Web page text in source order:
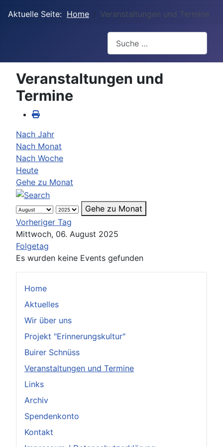
Aktuelle Seite: Home Veranstaltungen und Termine
Home
Aktuelles
Wir über uns
Projekt "Erinnerungskultur"
Buirer Schnüss
Veranstaltungen und Termine
Links
Archiv
Spendenkonto
Kontakt
Veranstaltungen und
Termine
Nach Jahr
Nach Monat
Nach Woche
Heute
Gehe zu Monat
Gehe zu Monat
Vorheriger Tag
Mittwoch, 06. August 2025
Folgetag
Es wurden keine Events gefunden